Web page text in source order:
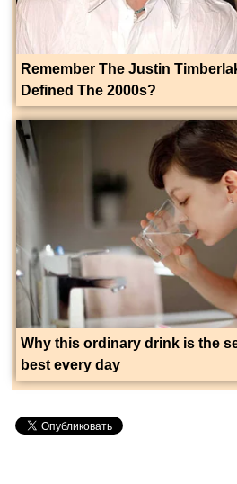
Remember The Justin
Defined The 2000s?
Why this ordinary drink is the
best every day